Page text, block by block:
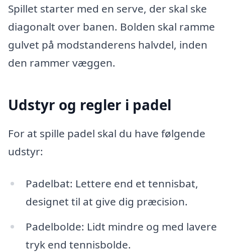
Spillet starter med en serve, der skal ske
diagonalt over banen. Bolden skal ramme
gulvet på modstanderens halvdel, inden
den rammer væggen.
Udstyr og regler i padel
For at spille padel skal du have følgende
udstyr:
Padelbat: Lettere end et tennisbat,
designet til at give dig præcision.
Padelbolde: Lidt mindre og med lavere
tryk end tennisbolde.